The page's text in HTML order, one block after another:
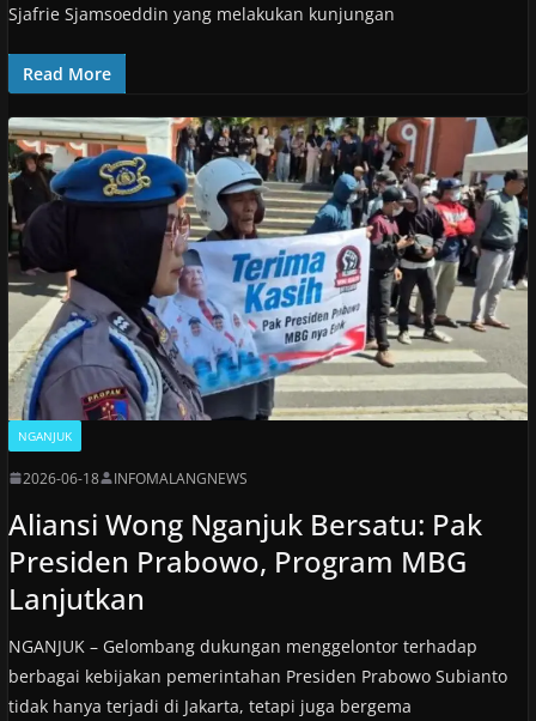
Sjafrie Sjamsoeddin yang melakukan kunjungan
Read More
NGANJUK
2026-06-18 INFOMALANGNEWS
Aliansi Wong Nganjuk Bersatu: Pak
Presiden Prabowo, Program MBG
Lanjutkan
NGANJUK – Gelombang dukungan menggelontor terhadap
berbagai kebijakan pemerintahan Presiden Prabowo Subianto
tidak hanya terjadi di Jakarta, tetapi juga bergema